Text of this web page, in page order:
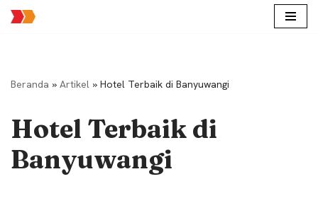
Beranda » Artikel » Hotel Terbaik di Banyuwangi
Hotel Terbaik di
Banyuwangi